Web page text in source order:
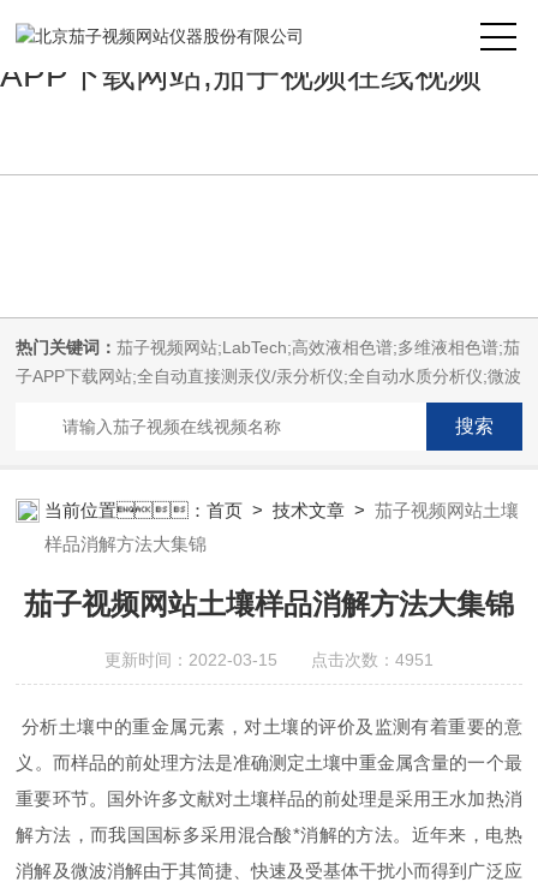
茄子视频网站,茄子免费视频,茄子
APP下载网站,茄子视频在线视频
热门关键词：茄子视频网站;LabTech;高效液相色谱;多维液相色谱;茄
子APP下载网站;全自动直接测汞仪/汞分析仪;全自动水质分析仪;微波
消解萃取系统;微波合成系统;微波灰化磺化系统;全自动固相萃取系
统;Dryvap全自动溶剂蒸发系统;激光固体烧蚀进样系统;循环水冷却
（LIMS;超净茄子免费视频设计与工程;通风柜;化学安全
柜;AAICPICP-MSUV-VISHPLC耗材和配件
当前位置：首页 >技术文章 >茄子视频网站土壤
样品消解方法大集锦
茄子视频网站土壤样品消解方法大集锦
更新时间：2022-03-15 点击次数：4951
分析土壤中的重金属元素，对土壤的评价及监测有着重要的意
义。而样品的前处理方法是准确测定土壤中重金属含量的一个最
重要环节。国外许多文献对土壤样品的前处理是采用王水加热消
解方法，而我国国标多采用混合酸*消解的方法。近年来，电热
消解及微波消解由于其简捷、快速及受基体干扰小而得到广泛应